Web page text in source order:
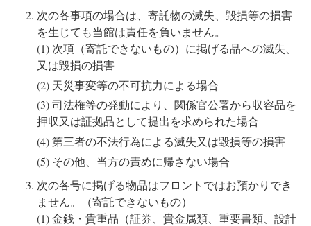
次の各事項の場合は、寄託物の滅失、毀損等の損害
を生じても当館は責任を負いません。
次項（寄託できないもの）に掲げる品への滅失、
又は毀損の損害
天災事変等の不可抗力による場合
司法権等の発動により、関係官公署から収容品を
押収又は証拠品として提出を求められた場合
第三者の不法行為による滅失又は毀損等の損害
その他、当方の責めに帰さない場合
次の各号に掲げる物品はフロントではお預かりでき
ません。（寄託できないもの）
金銭・貴重品（証券、貴金属類、重要書類、設計